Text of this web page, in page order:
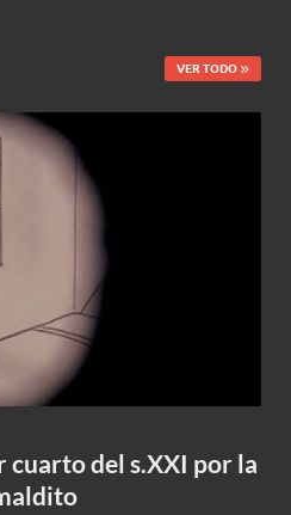
VER TODO
del s.XXI por la